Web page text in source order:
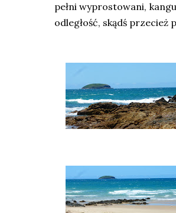
pełni wyprostowani,
odległość, skądś